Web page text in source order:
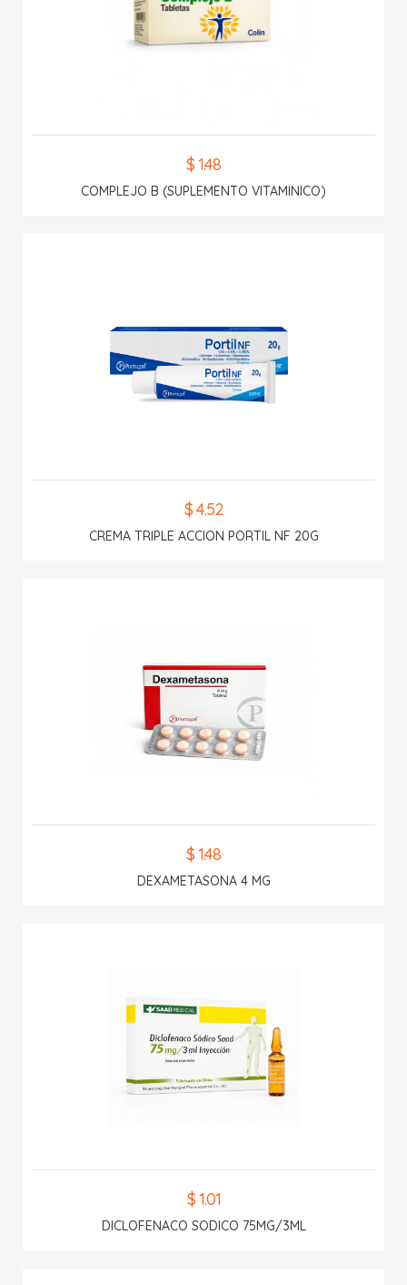
$ 1.48
COMPLEJO B (SUPLEMENTO VITAMINICO)
$ 4.52
CREMA TRIPLE ACCION PORTIL NF 20G
$ 1.48
DEXAMETASONA 4 MG
$ 1.01
DICLOFENACO SODICO 75MG/3ML